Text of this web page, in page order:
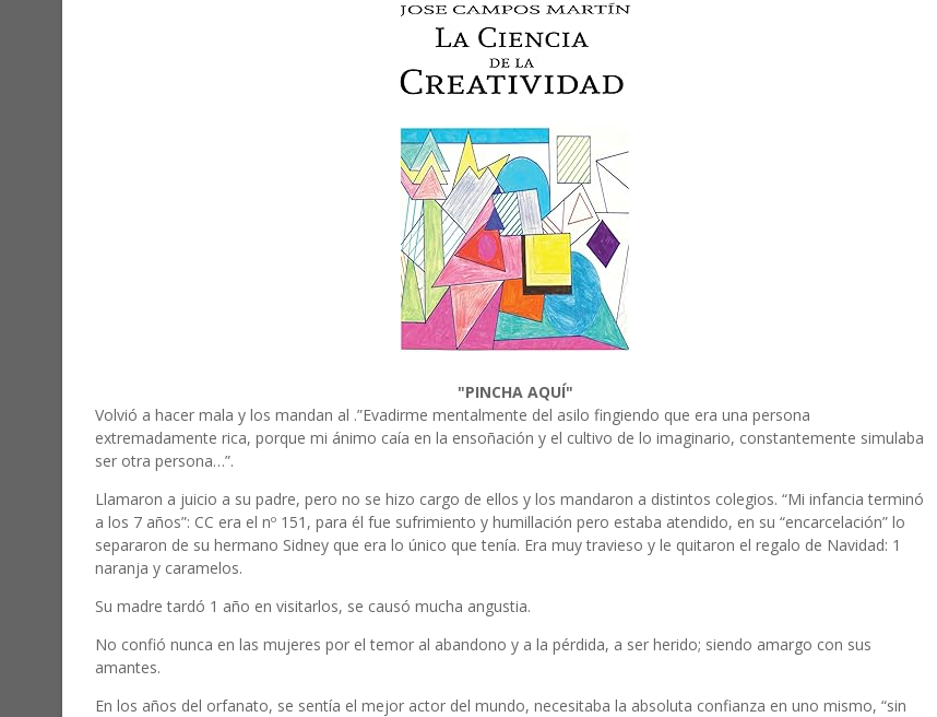
"PINCHA AQUÍ"
Volvió a hacer mala y los mandan al .”Evadirme mentalmente del asilo fingiendo que era una persona
extremadamente rica, porque mi ánimo caía en la ensoñación y el cultivo de lo imaginario, constantemente simulaba
ser otra persona…”.
Llamaron a juicio a su padre, pero no se hizo cargo de ellos y los mandaron a distintos colegios. “Mi infancia terminó
a los 7 años”: CC era el nº 151, para él fue sufrimiento y humillación pero estaba atendido, en su “encarcelación” lo
separaron de su hermano Sidney que era lo único que tenía. Era muy travieso y le quitaron el regalo de Navidad: 1
naranja y caramelos.
Su madre tardó 1 año en visitarlos, se causó mucha angustia.
No confió nunca en las mujeres por el temor al abandono y a la pérdida, a ser herido; siendo amargo con sus
amantes.
En los años del orfanato, se sentía el mejor actor del mundo, necesitaba la absoluta confianza en uno mismo, “sin